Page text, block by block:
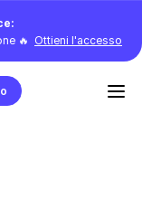
🔥 Ottieni l'accesso